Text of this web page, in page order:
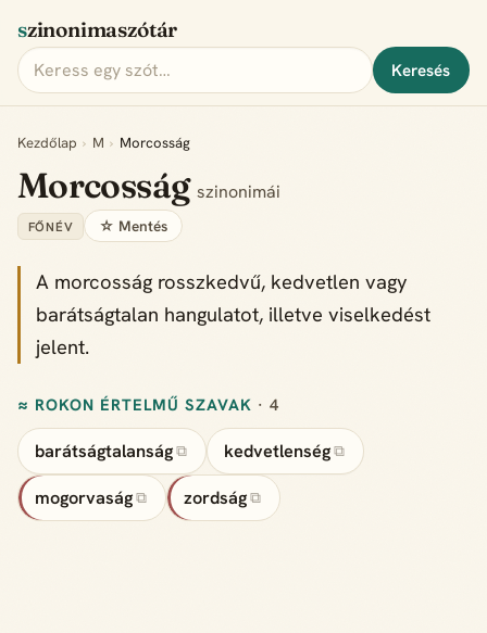
szinonimaszótár
Keresés
Kezdőlap › M › Morcosság
Morcosság szinonimái
FŐNÉV ☆ Mentés
A morcosság rosszkedvű, kedvetlen vagy
barátságtalan hangulatot, illetve viselkedést
jelent.
≈ ROKON ÉRTELMŰ SZAVAK · 4
barátságtalanság ⧉ kedvetlenség ⧉
mogorvaság ⧉ zordság ⧉